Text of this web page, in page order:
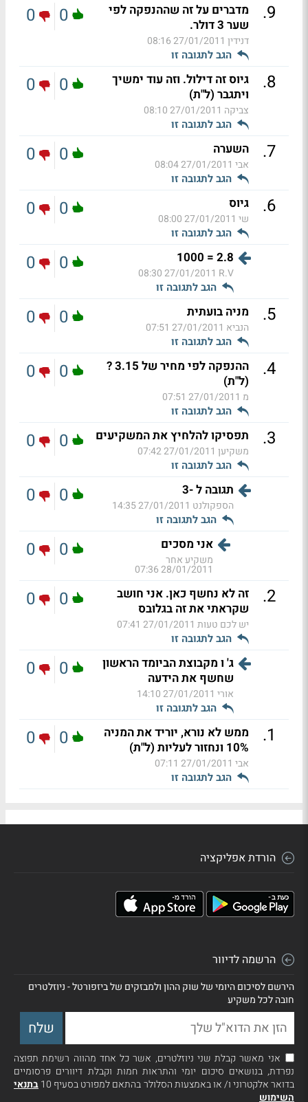
9
.
מדברים על זה שההנפקה לפי
שער 3 דולר.
דנידין 27/01/2011 08:16
הגב לתגובה זו
0
0
8
.
גיוס זה דילול. וזה עוד ימשיך
ויתגבר (ל"ת)
צביקה 27/01/2011 08:10
הגב לתגובה זו
0
0
7
. השערה
אבי 27/01/2011 08:04
הגב לתגובה זו
0
0
6
. גיוס
שי 27/01/2011 08:00
הגב לתגובה זו
0
0
2.8 = 1000
R.V
27/01/2011 08:30
הגב לתגובה זו
0
0
5
. מניה בועתית
הנביא 27/01/2011 07:51
הגב לתגובה זו
0
0
4
.
ההנפקה לפי מחיר של 3.15 ?
(ל"ת)
מ 27/01/2011 07:51
הגב לתגובה זו
0
0
3
. תפסיקו להלחיץ את המשקיעים
משקיען 27/01/2011 07:42
הגב לתגובה זו
0
0
תגובה ל -3
הספקולנט 27/01/2011 14:35
הגב לתגובה זו
0
0
אני מסכים
משקיע אחר
28/01/2011 07:36
0
0
2
.
זה לא נחשף כאן. אני חושב
שקראתי את זה בגלובס
יש לכם טעות 27/01/2011 07:41
הגב לתגובה זו
0
0
ג' ו מקבוצת הביומד הראשון
שחשף את הידעה
אורי 27/01/2011 14:10
הגב לתגובה זו
0
0
1
.
ממש לא נורא, יוריד את המניה
10% ונחזור לעליות (ל"ת)
אבי 27/01/2011 07:11
הגב לתגובה זו
0
0
הורדת אפליקציה
הרשמה לדיוור
הירשם לסיכום היומי של שוק ההון ולמבזקים של ביזפורטל - ניוזלטרים
חובה לכל משקיע
אני מאשר קבלת שני ניוזלטרים, אשר כל אחד מהווה רשימת תפוצה
נפרדת, בנושאים סיכום יומי והתראות חמות וקבלת דיוורים פרסומיים
בדואר אלקטרוני ו/ או באמצעות הסלולר בהתאם למפורט בסעיף 10
בתנאי
השימוש